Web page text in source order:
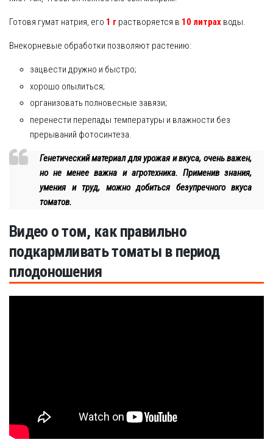
Готовя гумат натрия, его 1 г растворяется в 10 литрах воды.
Внекорневые обработки позволяют растению:
зацвести дружно и быстро;
хорошо опылиться;
организовать полновесные завязи;
перенести перепады температуры и влажности без
прерываний фотосинтеза.
Генетический материал для урожая и вкуса, очень важен,
но не менее важна и агротехника. Применив знания,
умения и труд, можно добиться безупречного вкуса
томатов.
Видео о том, как правильно
подкармливать томаты в период
плодоношения